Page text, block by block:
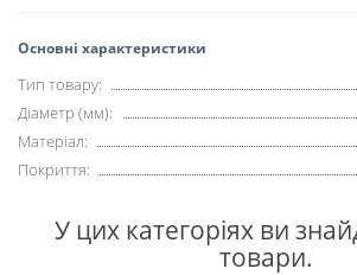
Основні характеристики
Тип товару:
Діаметр (мм):
Матеріал:
Покриття:
У цих категоріях ви
товари.